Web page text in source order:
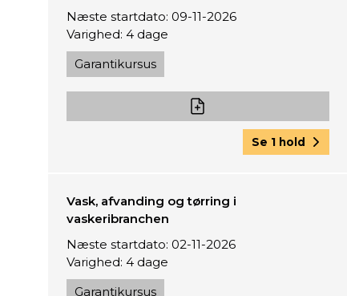
Garantikursus
Se 1 hold
Næste startdato: 09-11-2026
Varighed: 4 dage
Vask, afvanding og tørring i
vaskeribranchen
Garantikursus
Næste startdato: 02-11-2026
Varighed: 4 dage